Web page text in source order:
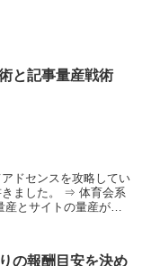
と記事量産戦術
ドセンスを攻略してい
きました。 ⇒ 体育会系
産とサイトの量産があ
の報酬目安を決め